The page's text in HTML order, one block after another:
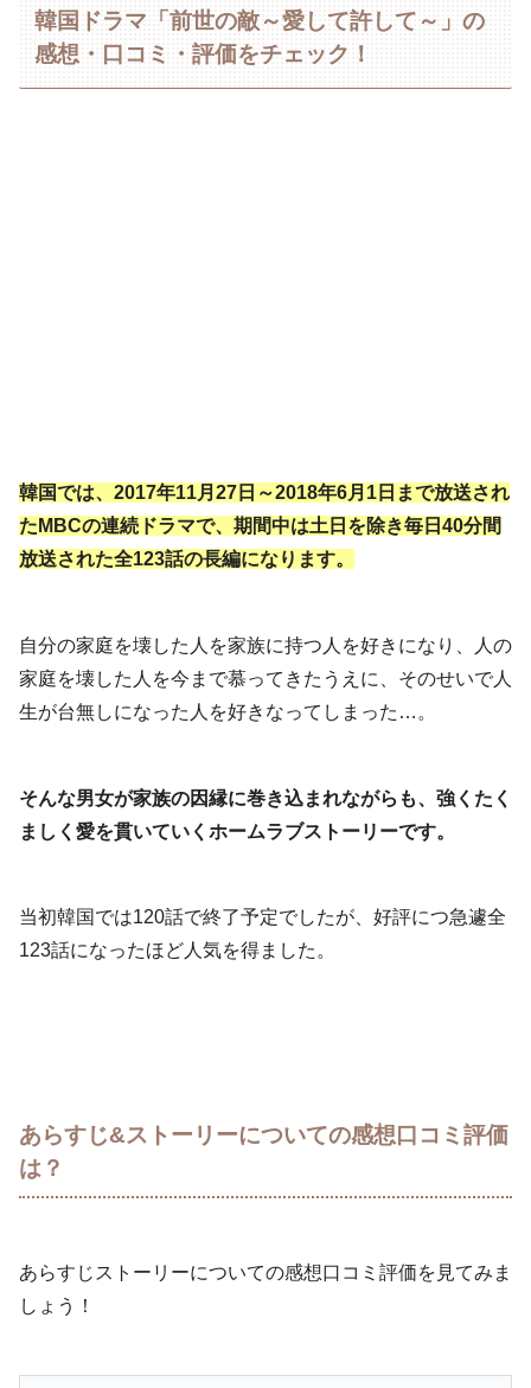
韓国ドラマ「前世の敵～愛して許して～」の
感想・口コミ・評価をチェック！
韓国では、2017年11月27日～2018年6月1日まで放送され
たMBCの連続ドラマで、期間中は土日を除き毎日40分間
放送された全123話の長編になります。
自分の家庭を壊した人を家族に持つ人を好きになり、人の
家庭を壊した人を今まで慕ってきたうえに、そのせいで人
生が台無しになった人を好きなってしまった…。
そんな男女が家族の因縁に巻き込まれながらも、強くたく
ましく愛を貫いていくホームラブストーリーです。
当初韓国では120話で終了予定でしたが、好評につ急遽全
123話になったほど人気を得ました。
あらすじ&ストーリーについての感想口コミ評価
は？
あらすじストーリーについての感想口コミ評価を見てみま
しょう！